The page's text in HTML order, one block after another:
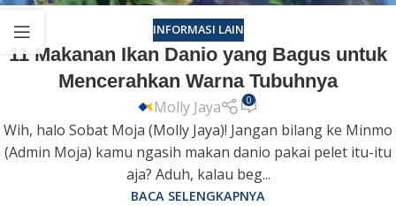
INFORMASI LAIN
11 Makanan Ikan Danio yang Bagus untuk
Mencerahkan Warna Tubuhnya
Molly Jaya 0
Wih, halo Sobat Moja (Molly Jaya)! Jangan bilang ke Minmo
(Admin Moja) kamu ngasih makan danio pakai pelet itu-itu
aja? Aduh, kalau beg...
BACA SELENGKAPNYA